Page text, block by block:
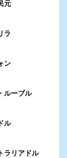
元
ラ
ン
ルーブル
ル
ラリアドル